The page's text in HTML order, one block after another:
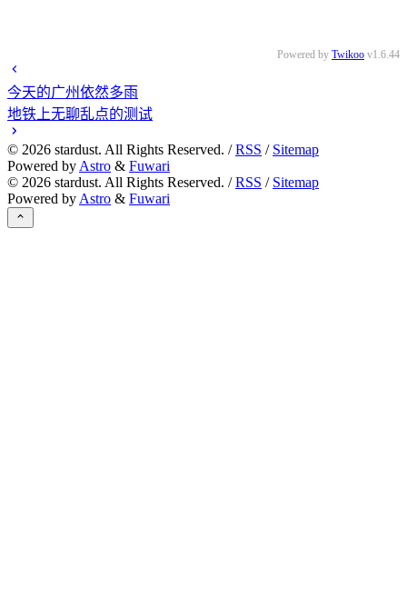
Powered by Twikoo v1.6.44
今天的广州依然多雨
地铁上无聊乱点的测试
© 2026 stardust. All Rights Reserved. /RSS / Sitemap
Powered by Astro & Fuwari
© 2026 stardust. All Rights Reserved. /RSS / Sitemap
Powered by Astro & Fuwari